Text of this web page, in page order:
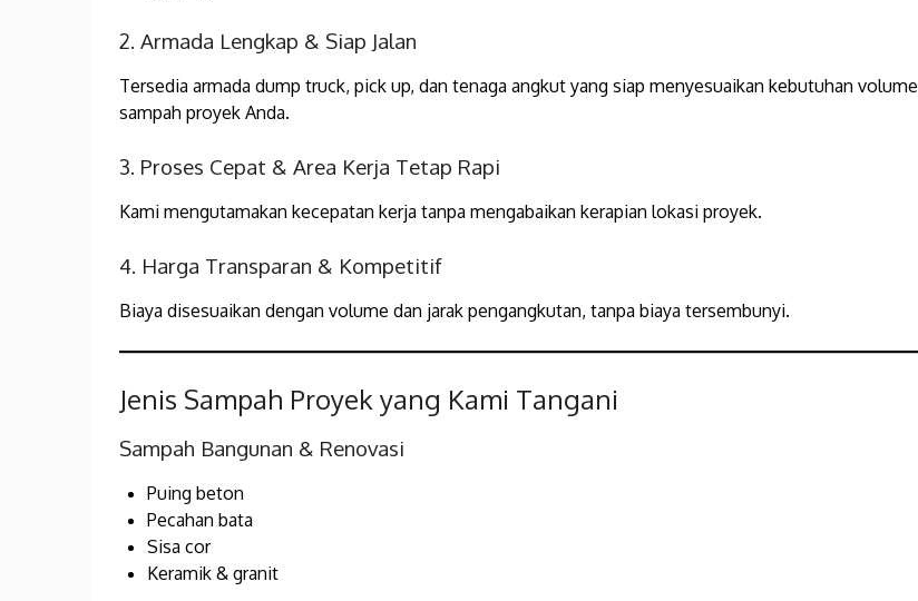
2. Armada Lengkap & Siap Jalan
Tersedia armada dump truck, pick up, dan tenaga angkut yang siap menyesuaikan kebutuhan volume
sampah proyek Anda.
3. Proses Cepat & Area Kerja Tetap Rapi
Kami mengutamakan kecepatan kerja tanpa mengabaikan kerapian lokasi proyek.
4. Harga Transparan & Kompetitif
Biaya disesuaikan dengan volume dan jarak pengangkutan, tanpa biaya tersembunyi.
Jenis Sampah Proyek yang Kami Tangani
Sampah Bangunan & Renovasi
Puing beton
Pecahan bata
Sisa cor
Keramik & granit